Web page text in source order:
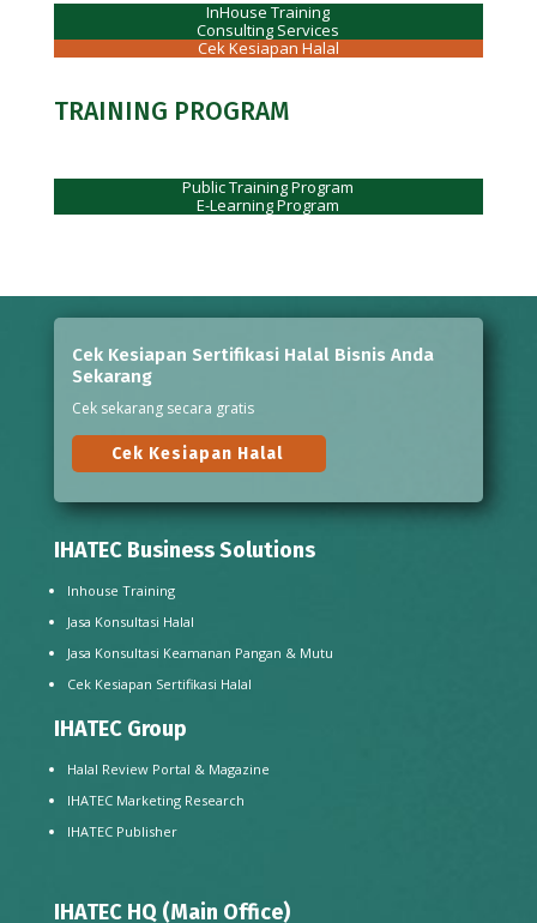
InHouse Training
Consulting Services
Cek Kesiapan Halal
TRAINING PROGRAM
Public Training Program
E-Learning Program
Cek Kesiapan Sertifikasi Halal Bisnis Anda
Sekarang
Cek sekarang secara gratis
Cek Kesiapan Halal
IHATEC Business Solutions
Inhouse Training
Jasa Konsultasi Halal
Jasa Konsultasi Keamanan Pangan & Mutu
Cek Kesiapan Sertifikasi Halal
IHATEC Group
Halal Review Portal & Magazine
IHATEC Marketing Research
IHATEC Publisher
IHATEC HQ (Main Office)